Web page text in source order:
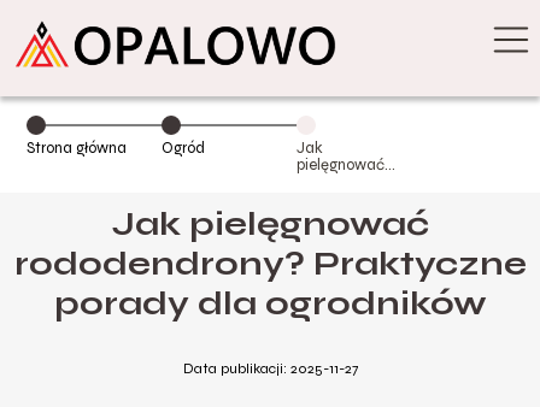
Strona główna Ogród
Jak
pielęgnować
porady dla
ogrodników
Jak pielęgnować
rododendrony? Praktyczne
porady dla ogrodników
Data publikacji: 2025-11-27